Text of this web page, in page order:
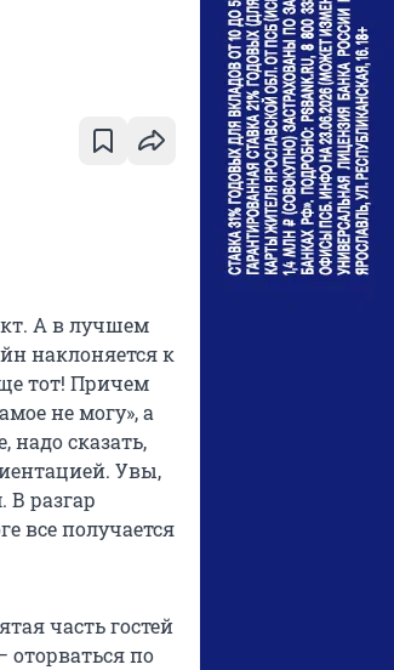
А в лучшем
наклоняется к
тот! Причем
не могу», а
надо сказать,
Увы,
В разгар
все получается
часть гостей
по